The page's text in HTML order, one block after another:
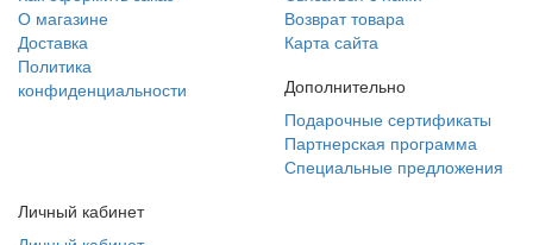
О магазине
Доставка
Политика
конфиденциальности
Возврат товара
Карта сайта
Дополнительно
Подарочные сертификаты
Партнерская программа
Специальные предложения
Личный кабинет